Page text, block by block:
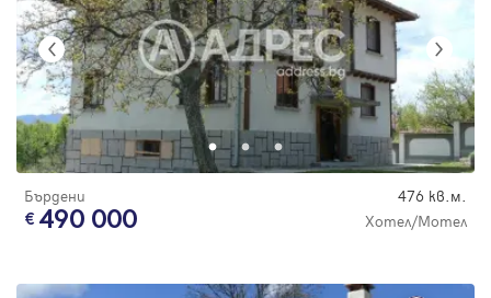
Бърдени 476 кв.м.
490 000 Хотел/Мотел